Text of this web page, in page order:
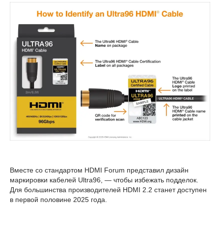
Вместе со стандартом HDMI Forum представил дизайн
маркировки кабелей Ultra96, — чтобы избежать подделок.
Для большинства производителей HDMI 2.2 станет доступен
в первой половине 2025 года.